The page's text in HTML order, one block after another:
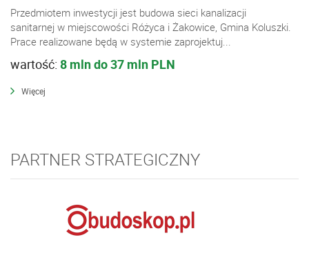
Przedmiotem inwestycji jest budowa sieci kanalizacji
sanitarnej w miejscowości Różyca i Żakowice, Gmina Koluszki.
Prace realizowane będą w systemie zaprojektuj...
wartość: 8 mln do 37 mln PLN
Więcej
PARTNER STRATEGICZNY